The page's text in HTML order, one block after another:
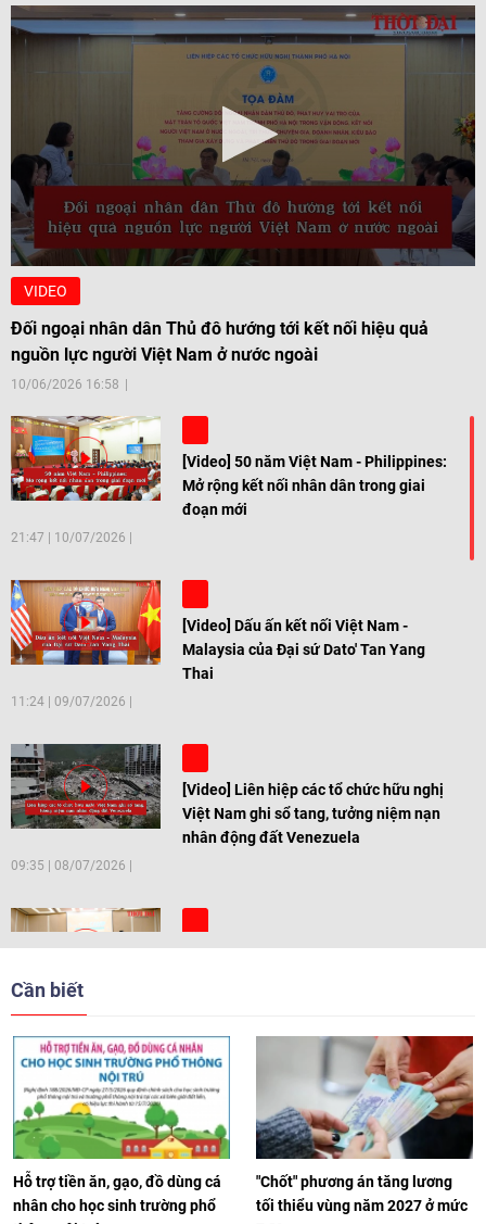
VIDEO
Đối ngoại nhân dân Thủ đô hướng tới kết nối hiệu quả
nguồn lực người Việt Nam ở nước ngoài
10/06/2026 16:58
[Video] 50 năm Việt Nam - Philippines:
Mở rộng kết nối nhân dân trong giai
đoạn mới
21:47 10/07/2026
[Video] Dấu ấn kết nối Việt Nam -
Malaysia của Đại sứ Dato' Tan Yang
Thai
11:24 09/07/2026
[Video] Liên hiệp các tổ chức hữu nghị
Việt Nam ghi sổ tang, tưởng niệm nạn
nhân động đất Venezuela
09:35 08/07/2026
[Video] Trẻ em Đông Á cùng kiến tạo
[Video] Âm nhạc flamenco gắn kết văn
hoá Việt Nam - Tây Ban Nha
11:10 17/06/2026
Cần biết
Hỗ trợ tiền ăn, gạo, đồ dùng cá
nhân cho học sinh trường phổ
"Chốt" phương án tăng lương
tối thiểu vùng năm 2027 ở mức